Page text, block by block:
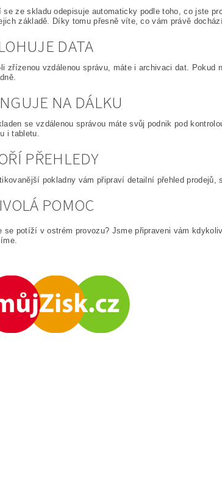
se ze skladu odepisuje automaticky podle toho, co jste
základě. Díky tomu přesně víte, co vám právě
DATA
li zřízenou vzdálenou správu, máte i archivaci dat.
NA DÁLKU
se vzdálenou správou máte svůj podnik pod
i tabletu.
PŘEHLEDY
pokladny vám připraví detailní přehled
POMOC
se potíží v ostrém provozu? Jsme připraveni vám